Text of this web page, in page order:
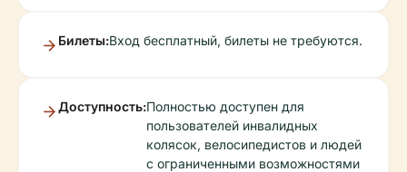
Билеты:Вход бесплатный, билеты не требуются.
Доступность:Полностью доступен для
пользователей инвалидных
колясок, велосипедистов и людей
с ограниченными возможностями